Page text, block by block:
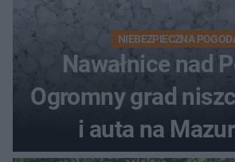
NIEBEZPIECZNA
Nawałnice nad
Ogromny grad
i auta na